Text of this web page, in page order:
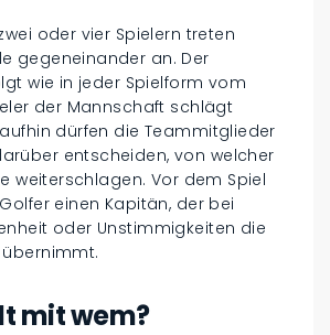
oder vier Spielern treten
gegeneinander an. Der
wie in jeder Spielform vom
der Mannschaft schlägt
dürfen die Teammitglieder
entscheiden, von welcher
weiterschlagen. Vor dem Spiel
einen Kapitän, der bei
oder Unstimmigkeiten die
mit wem?